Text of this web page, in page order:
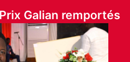
Galian remportés